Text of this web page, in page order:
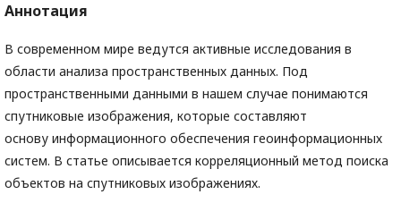
Аннотация
В современном мире ведутся активные исследования в
области анализа пространственных данных. Под
пространственными данными в нашем случае понимаются
спутниковые изображения, которые составляют
основу информационного обеспечения геоинформационных
систем. В статье описывается корреляционный метод поиска
объектов на спутниковых изображениях.